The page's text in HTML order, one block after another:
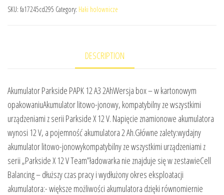
SKU: fa17245cd295 Category: Haki holownicze
DESCRIPTION
Akumulator Parkside PAPK 12 A3 2AhWersja box – w kartonowym
opakowaniuAkumulator litowo-jonowy, kompatybilny ze wszystkimi
urządzeniami z serii Parkside X 12 V. Napięcie znamionowe akumulatora
wynosi 12 V, a pojemność akumulatora 2 Ah.Główne zalety:wydajny
akumulator litowo-jonowykompatybilny ze wszystkimi urządzeniami z
serii „Parkside X 12 V Team”ładowarka nie znajduje się w zestawieCell
Balancing – dłuższy czas pracy i wydłużony okres eksploatacji
akumulatora:- większe możliwości akumulatora dzięki równomiernie